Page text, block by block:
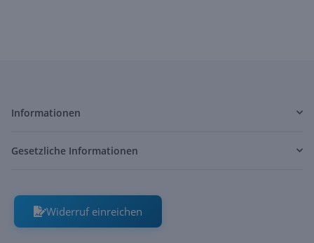
Informationen
Gesetzliche Informationen
Widerruf einreichen